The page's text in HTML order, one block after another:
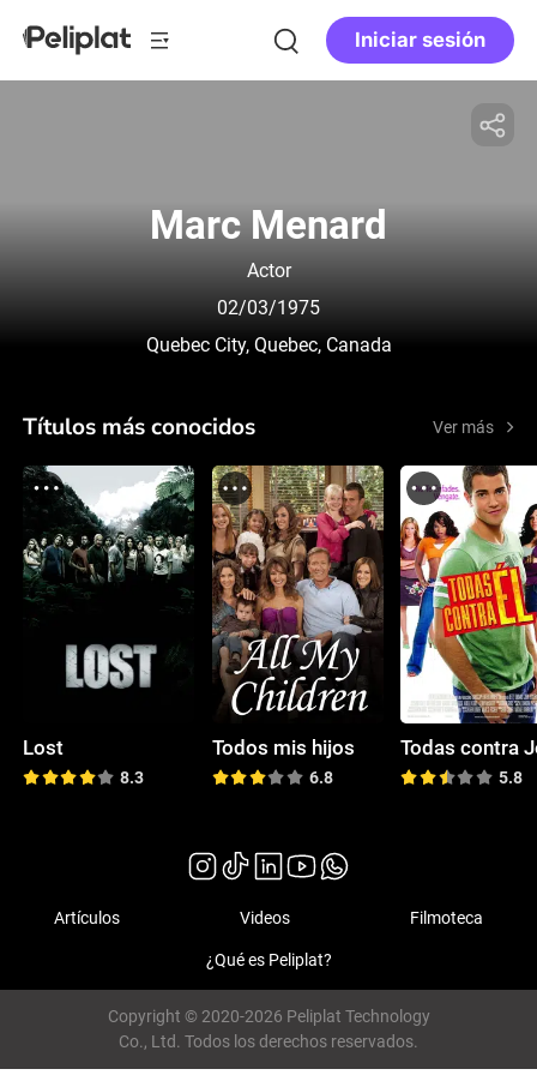
Iniciar sesión
Marc Menard
Actor
02/03/1975
Quebec City, Quebec, Canada
Títulos más conocidos Ver más
Lost
8.3
Todos mis hijos
6.8
Todas contra
5.8
Artículos Videos Filmoteca
¿Qué es Peliplat?
Copyright © 2020-2026 Peliplat Technology
Co., Ltd. Todos los derechos reservados.